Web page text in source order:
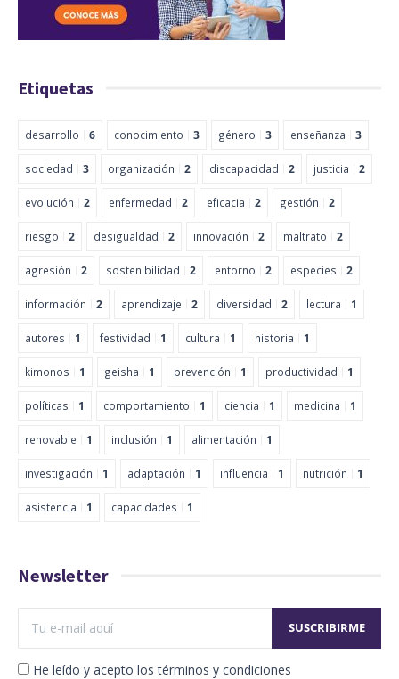
Etiquetas
desarrollo 6 conocimiento 3 género 3 enseñanza 3
sociedad 3 organización 2 discapacidad 2 justicia 2
evolución 2 enfermedad 2 eficacia 2 gestión 2
riesgo 2 desigualdad 2 innovación 2 maltrato 2
agresión 2 sostenibilidad 2 entorno 2 especies 2
información 2 aprendizaje 2 diversidad 2 lectura 1
autores 1 festividad 1 cultura 1 historia 1
kimonos 1 geisha 1 prevención 1 productividad 1
políticas 1 comportamiento 1 ciencia 1 medicina 1
renovable 1 inclusión 1 alimentación 1
investigación 1 adaptación 1 influencia 1 nutrición 1
asistencia 1 capacidades 1
Newsletter
He leído y acepto los términos y condiciones